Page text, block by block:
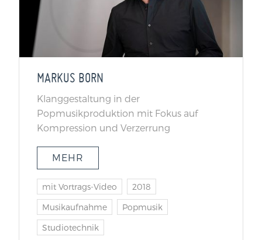
MARKUS BORN
Klanggestaltung in der
Popmusikproduktion mit Fokus auf
Kompression und Verzerrung
MEHR
mit Vortrags-Video 2018
Musikaufnahme Popmusik
Studiotechnik